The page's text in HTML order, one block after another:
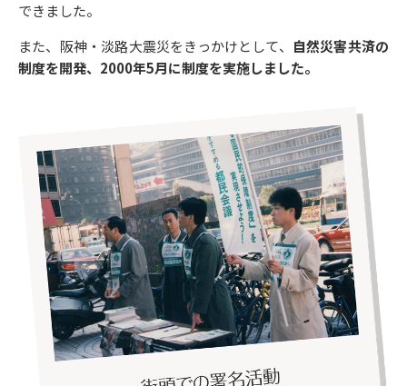
できました。
また、阪神・淡路大震災をきっかけとして、 自然災害共済の
制度を開発、2000年5月に制度を実施しました。